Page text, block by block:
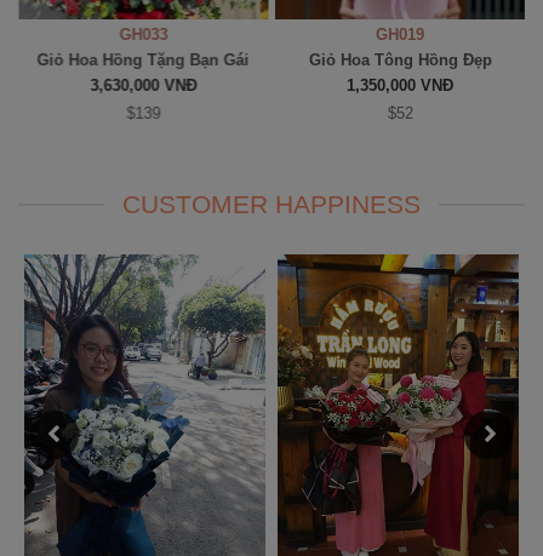
GH033
Giỏ Hoa Hồng Tặng Bạn Gái
3,630,000 VNĐ
$139
GH019
Giỏ Hoa Tông Hồng Đẹp
1,350,000 VNĐ
$52
CUSTOMER HAPPINESS